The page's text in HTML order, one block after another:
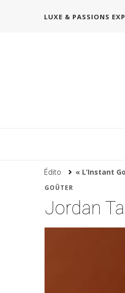
LUXE & PASSIONS
Édito « L’Instant
GOÛTER
Jordan